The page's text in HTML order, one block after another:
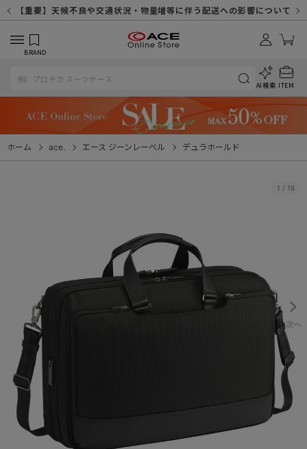
【重要】令和８年熊本地震に伴う配送への影響について
【重要】納品書・領収書ペーパーレス化（電子化）のお知らせ
【重要】天候不良や交通状況・物量増等に伴う配送への影響について
【重要】悪質な詐欺サイトにご注意ください
【重要】各種メールが届かない場合に関しまして
【重要】お問い合わせのご対応に関しまして
【重要】SNSのなりすまし詐欺にご注意ください
BRAND
AI検索 ITEM
ホーム ace. エース ジーンレーベル デュラホールド
1 / 16